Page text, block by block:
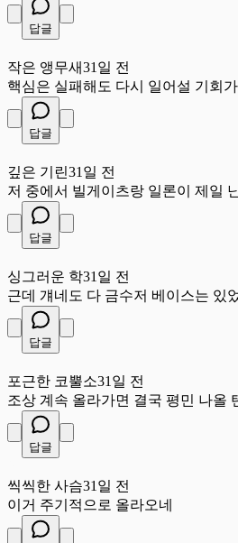
답글
작은 앵무새31일 전
핵심은 실패해도 다시 일어설 기회
답글
깊은 기린31일 전
저 중에서 빌게이츠랑 일론이 제일
답글
싱그러운 학31일 전
근데 걔네도 다 금수저 베이스는 있
답글
포근한 코뿔소31일 전
조상 계속 올라가면 결국 평민 나올
답글
씩씩한 사슴31일 전
이거 주기적으로 올라오네